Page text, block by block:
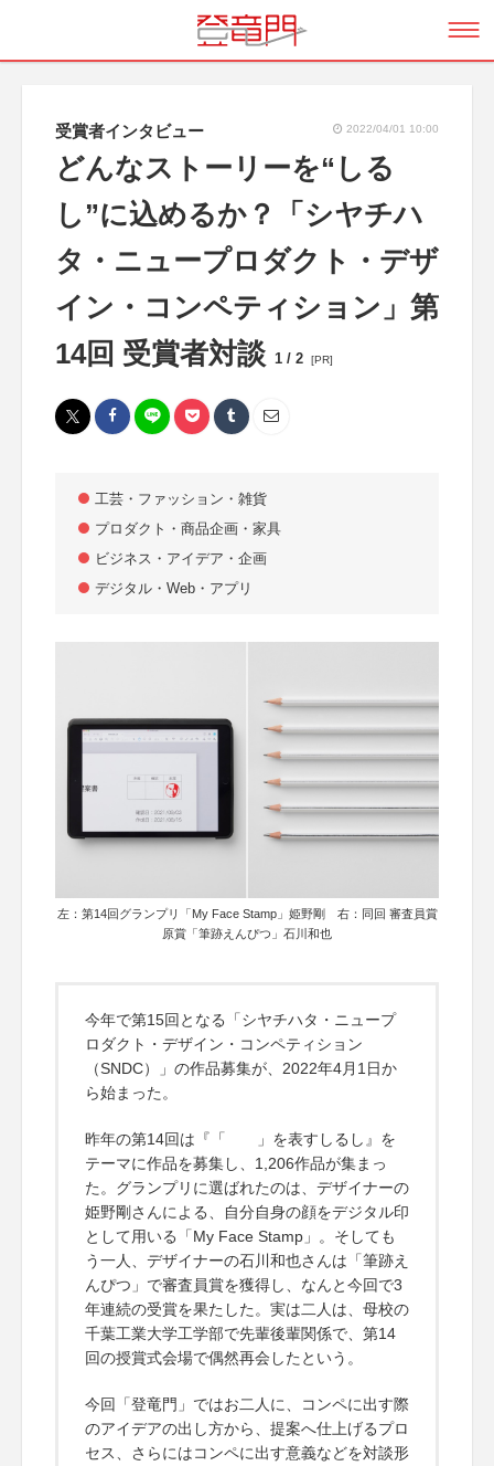
受賞者インタビュー 2022/04/01 10:00
どんなストーリーを“しる
し”に込めるか？「シヤチハ
タ・ニュープロダクト・デザ
イン・コンペティション」第
14回 受賞者対談 1 / 2 [PR]
工芸・ファッション・雑貨
プロダクト・商品企画・家具
ビジネス・アイデア・企画
デジタル・Web・アプリ
左：第14回グランプリ「My Face Stamp」姫野剛 右：同回 審査員賞
原賞「筆跡えんぴつ」石川和也
今年で第15回となる「シヤチハタ・ニュープ
ロダクト・デザイン・コンペティション
（SNDC）」の作品募集が、2022年4月1日か
ら始まった。
昨年の第14回は『「 」を表すしるし』を
テーマに作品を募集し、1,206作品が集まっ
た。グランプリに選ばれたのは、デザイナーの
姫野剛さんによる、自分自身の顔をデジタル印
として用いる「My Face Stamp」。そしても
う一人、デザイナーの石川和也さんは「筆跡え
んぴつ」で審査員賞を獲得し、なんと今回で3
年連続の受賞を果たした。実は二人は、母校の
千葉工業大学工学部で先輩後輩関係で、第14
回の授賞式会場で偶然再会したという。
今回「登竜門」ではお二人に、コンペに出す際
のアイデアの出し方から、提案へ仕上げるプロ
セス、さらにはコンペに出す意義などを対談形